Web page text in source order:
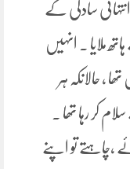
سادگی کے
ملایا ۔ انہیں
، حالانکہ ہر
کر رہا تھا ۔
،چاہتے تو اپنے